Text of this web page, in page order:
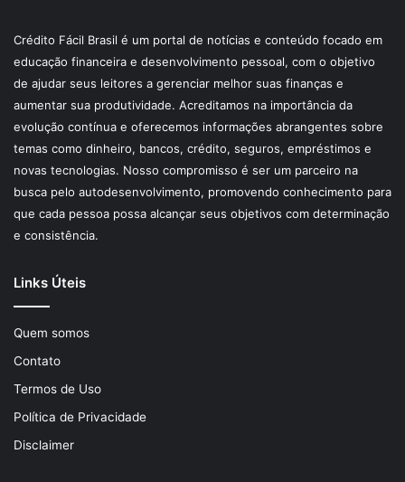
Crédito Fácil Brasil é um portal de notícias e conteúdo focado em
educação financeira e desenvolvimento pessoal, com o objetivo
de ajudar seus leitores a gerenciar melhor suas finanças e
aumentar sua produtividade. Acreditamos na importância da
evolução contínua e oferecemos informações abrangentes sobre
temas como dinheiro, bancos, crédito, seguros, empréstimos e
novas tecnologias. Nosso compromisso é ser um parceiro na
busca pelo autodesenvolvimento, promovendo conhecimento para
que cada pessoa possa alcançar seus objetivos com determinação
e consistência.
Links Úteis
Quem somos
Contato
Termos de Uso
Política de Privacidade
Disclaimer